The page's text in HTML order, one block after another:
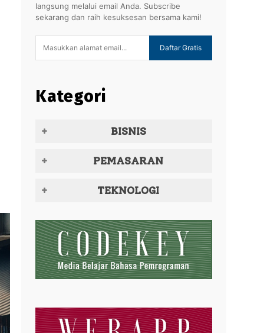
langsung melalui email Anda. Subscribe
sekarang dan raih kesuksesan bersama kami!
Daftar Gratis
Kategori
BISNIS
PEMASARAN
TEKNOLOGI